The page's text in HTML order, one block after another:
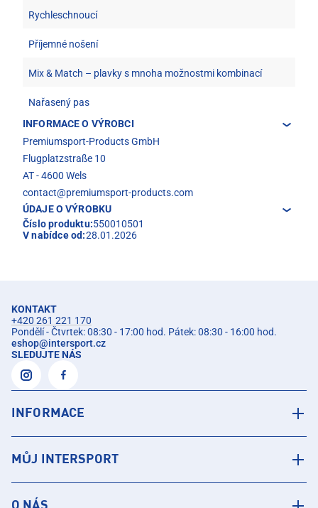
Rychleschnoucí
Příjemné nošení
Mix & Match – plavky s mnoha možnostmi kombinací
Nařasený pas
INFORMACE O VÝROBCI
Premiumsport-Products GmbH
Flugplatzstraße 10
AT - 4600 Wels
contact@premiumsport-products.com
ÚDAJE O VÝROBKU
Číslo produktu:550010501
V nabídce od:28.01.2026
KONTAKT
+420 261 221 170
Pondělí - Čtvrtek: 08:30 - 17:00 hod. Pátek: 08:30 - 16:00 hod.
eshop@intersport.cz
SLEDUJTE NÁS
INFORMACE
MŮJ INTERSPORT